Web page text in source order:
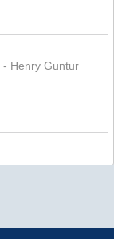
- Henry Guntur